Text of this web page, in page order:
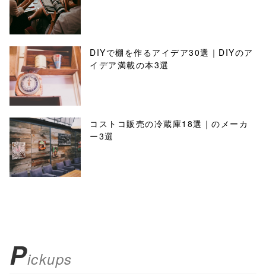
DIYで棚を作るアイデア30選｜DIYのア
イデア満載の本3選
コストコ販売の冷蔵庫18選｜のメーカ
ー3選
Pickups